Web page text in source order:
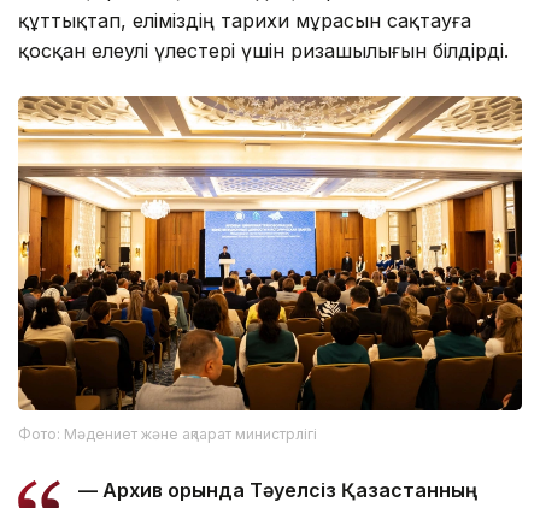
құттықтап, еліміздің тарихи мұрасын сақтауға
қосқан елеулі үлестері үшін ризашылығын білдірді.
Фото: Мәдениет және ақпарат министрлігі
— Архив қорында Тәуелсіз Қазақстанның